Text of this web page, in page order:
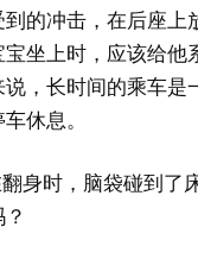
的冲击，在后座上
坐上时，应该给他
，长时间的乘车是
休息。
时，脑袋碰到了